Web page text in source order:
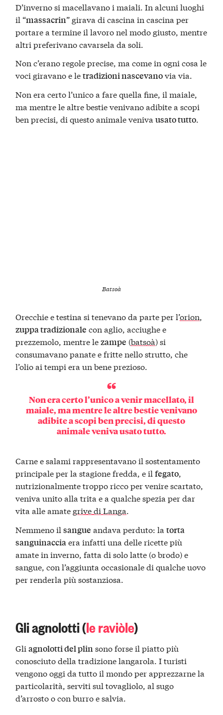
D’inverno si macellavano i maiali. In alcuni luoghi
il “massacrin” girava di cascina in cascina per
portare a termine il lavoro nel modo giusto, mentre
altri preferivano cavarsela da soli.
Non c’erano regole precise, ma come in ogni cosa le
voci giravano e letradizioni nascevanovia via.
Non era certo l’unico a fare quella fine, il maiale,
ma mentre le altre bestie venivano adibite a scopi
ben precisi, di questo animale venivausato tutto.
Batsoà
Orecchie e testina si tenevano da parte per l’orion,
zuppa tradizionale con aglio, acciughe e
prezzemolo, mentre lezampe (batsoà) si
consumavano panate e fritte nello strutto, che
l’olio ai tempi era un bene prezioso.
Non era certo l’unico a venir macellato, il
maiale, ma mentre le altre bestie venivano
adibite a scopi ben precisi, di questo
animale veniva usato tutto.
Carne e salami rappresentavano il sostentamento
principale per la stagione fredda, e ilfegato,
nutrizionalmente troppo ricco per venire scartato,
veniva unito alla trita e a qualche spezia per dar
vita alle amate grive di Langa.
Nemmeno ilsangue andava perduto: latorta
sanguinacciaera infatti una delle ricette più
amate in inverno, fatta di solo latte (o brodo) e
sangue, con l’aggiunta occasionale di qualche uovo
per renderla più sostanziosa.
Gli agnolotti (le raviòle)
Gliagnolotti del plin sono forse il piatto più
conosciuto della tradizione langarola. I turisti
vengono oggi da tutto il mondo per apprezzarne la
particolarità, serviti sul tovagliolo, al sugo
d’arrosto o con burro e salvia.